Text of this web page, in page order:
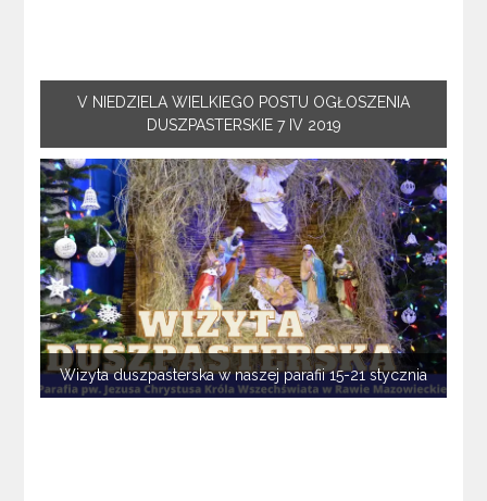
V NIEDZIELA WIELKIEGO POSTU OGŁOSZENIA
DUSZPASTERSKIE 7 IV 2019
Wizyta duszpasterska w naszej parafii 15-21 stycznia